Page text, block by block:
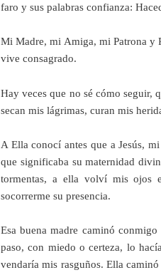
faro y sus palabras confianza:
Mi Madre, mi Amiga, mi Patrona y
vive consagrado.
Hay veces que no sé cómo
secan mis lágrimas, curan mis
A Ella conocí antes que a Jesús,
que significaba su maternidad
tormentas, a ella volví mis ojos
socorrerme su presencia.
Esa buena madre caminó
paso, con miedo o certeza, lo
vendaría mis rasguños. Ella